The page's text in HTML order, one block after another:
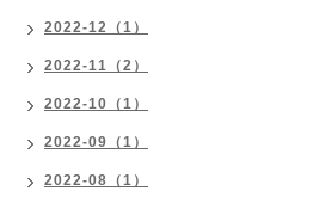
2022-12（1）
2022-11（2）
2022-10（1）
2022-09（1）
2022-08（1）